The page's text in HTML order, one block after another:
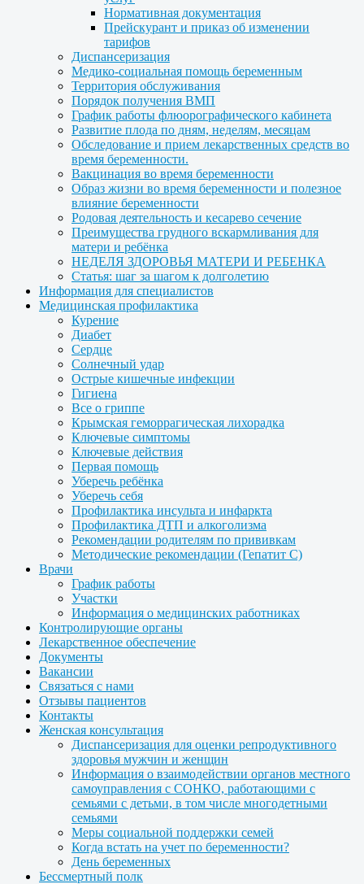
Нормативная документация
Прейскурант и приказ об изменении
тарифов
Диспансеризация
Медико-социальная помощь беременным
Территория обслуживания
Порядок получения ВМП
График работы флюорографического кабинета
Развитие плода по дням, неделям, месяцам
Обследование и прием лекарственных средств во
время беременности.
Вакцинация во время беременности
Образ жизни во время беременности и полезное
влияние беременности
Родовая деятельность и кесарево сечение
Преимущества грудного вскармливания для
матери и ребёнка
НЕДЕЛЯ ЗДОРОВЬЯ МАТЕРИ И РЕБЕНКА
Статья: шаг за шагом к долголетию
Информация для специалистов
Медицинская профилактика
Курение
Диабет
Сердце
Солнечный удар
Острые кишечные инфекции
Гигиена
Все о гриппе
Крымская геморрагическая лихорадка
Ключевые симптомы
Ключевые действия
Первая помощь
Уберечь ребёнка
Уберечь себя
Профилактика инсульта и инфаркта
Профилактика ДТП и алкоголизма
Рекомендации родителям по прививкам
Методические рекомендации (Гепатит С)
Врачи
График работы
Участки
Информация о медицинских работниках
Контролирующие органы
Лекарственное обеспечение
Документы
Вакансии
Связаться с нами
Отзывы пациентов
Контакты
Женская консультация
Диспансеризация для оценки репродуктивного
здоровья мужчин и женщин
Информация о взаимодействии органов местного
самоуправления с СОНКО, работающими с
семьями с детьми, в том числе многодетными
семьями
Меры социальной поддержки семей
Когда встать на учет по беременности?
День беременных
Бессмертный полк